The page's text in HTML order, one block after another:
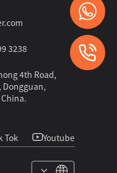
3238
4th Road,
Dongguan,
Tok Youtube